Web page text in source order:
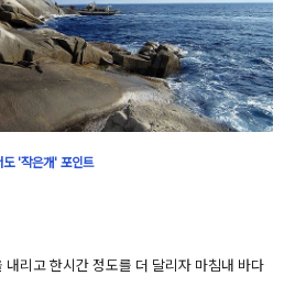
도 '작은개' 포인트
내리고 한시간 정도를 더 달리자 마침내 바다